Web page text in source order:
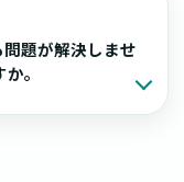
題が解決しませ
。